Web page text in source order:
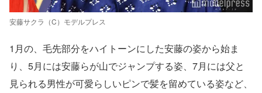
安藤サクラ（C）モデルプレス
1月の、毛先部分をハイトーンにした安藤の姿から始ま
り、5月には安藤らが山でジャンプする姿、7月には父と
見られる男性が可愛らしいピンで髪を留めている姿など、